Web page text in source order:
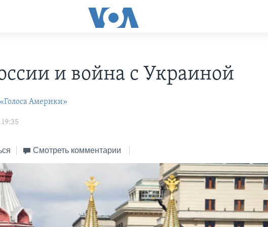
и война с Украиной
Америки»
Смотреть комментарии